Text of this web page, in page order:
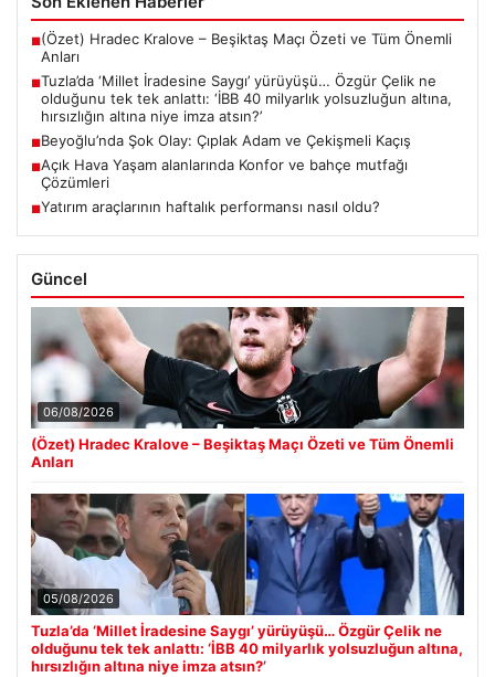
■(Özet) Hradec Kralove – Beşiktaş Maçı Özeti ve Tüm Önemli
Anları
■Tuzla’da ‘Millet İradesine Saygı’ yürüyüşü… Özgür Çelik ne
olduğunu tek tek anlattı: ‘İBB 40 milyarlık yolsuzluğun altına,
hırsızlığın altına niye imza atsın?’
■Beyoğlu’nda Şok Olay: Çıplak Adam ve Çekişmeli Kaçış
■Açık Hava Yaşam alanlarında Konfor ve bahçe mutfağı
Çözümleri
■Yatırım araçlarının haftalık performansı nasıl oldu?
Güncel
06/08/2026
(Özet) Hradec Kralove – Beşiktaş Maçı Özeti ve Tüm Önemli
Anları
05/08/2026
Tuzla’da ‘Millet İradesine Saygı’ yürüyüşü… Özgür Çelik ne
olduğunu tek tek anlattı: ‘İBB 40 milyarlık yolsuzluğun altına,
hırsızlığın altına niye imza atsın?’